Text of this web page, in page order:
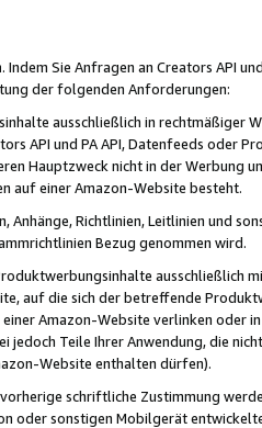
. Indem Sie Anfragen an Creators API
der folgenden Anforderungen:
ausschließlich in rechtmäßiger
API und PA API, Datenfeeds oder
Hauptzweck nicht in der Werbung
auf einer Amazon-Website besteht.
Anhänge, Richtlinien, Leitlinien und
Bezug genommen wird.
ausschließlich
auf die sich der betreffende
Amazon-Website verlinken oder
jedoch Teile Ihrer Anwendung, die
Website enthalten dürfen).
schriftliche Zustimmung
oder sonstigen Mobilgerät